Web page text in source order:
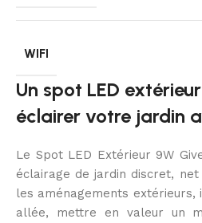
WIFI
Un spot LED
éclairer votre jardin
Le Spot LED Extérieur 9W
éclairage de jardin discret,
les aménagements
allée, mettre en valeur un